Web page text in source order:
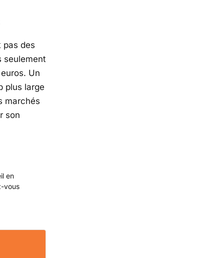
pas des
seulement
Un
plus large
marchés
son
en
vous